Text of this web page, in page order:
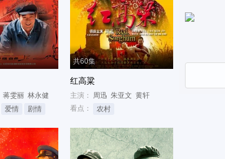
蒋雯丽 林永健
爱情 剧情
共60集
红高粱
主演： 周迅 朱亚文 黄轩
看点：
农村